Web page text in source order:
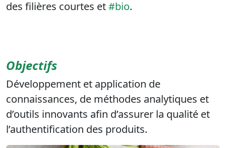
des filières courtes et#bio.
Objectifs
Développement et application de
connaissances, de méthodes analytiques et
d’outils innovants afin d’assurer la qualité et
l’authentification des produits.